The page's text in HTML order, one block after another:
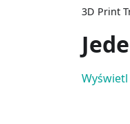
3D Print